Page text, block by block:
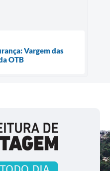
Vargem das
OTB